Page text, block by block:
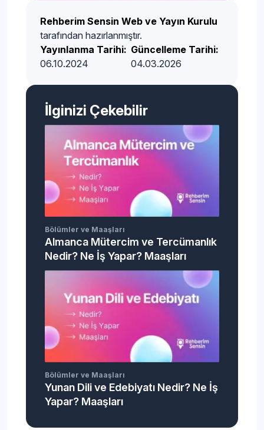
Rehberim Sensin Web ve Yayın Kurulu
tarafından hazırlanmıştır.
Yayınlanma Tarihi:
06.10.2024
Güncelleme Tarihi:
04.03.2026
İlginizi Çekebilir
Bölümler ve Maaşları
Almanca Mütercim ve Tercümanlık
Nedir? Ne İş Yapar? Maaşları
Bölümler ve Maaşları
Yunan Dili ve Edebiyatı Nedir? Ne İş
Yapar? Maaşları